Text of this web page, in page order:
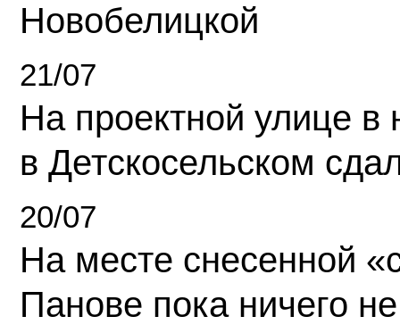
Новобелицкой
21/07
На проектной улице
в Детскосельском
20/07
На месте снесенной
Панове пока ничего